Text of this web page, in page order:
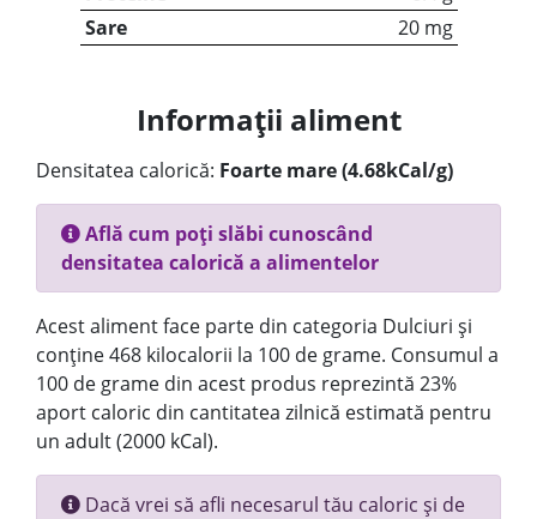
Sare
20 mg
Informații aliment
Densitatea calorică: Foarte mare (4.68kCal/g)
Află cum poți slăbi cunoscând
densitatea calorică a alimentelor
Acest aliment face parte din categoria Dulciuri și
conține 468 kilocalorii la 100 de grame. Consumul a
100 de grame din acest produs reprezintă 23%
aport caloric din cantitatea zilnică estimată pentru
un adult (2000 kCal).
Dacă vrei să afli necesarul tău caloric și de